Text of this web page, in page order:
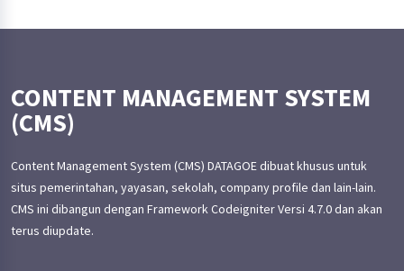
CONTENT MANAGEMENT SYSTEM
(CMS)
Content Management System (CMS) DATAGOE dibuat khusus untuk
situs pemerintahan, yayasan, sekolah, company profile dan lain-lain.
CMS ini dibangun dengan Framework Codeigniter Versi 4.7.0 dan akan
terus diupdate.